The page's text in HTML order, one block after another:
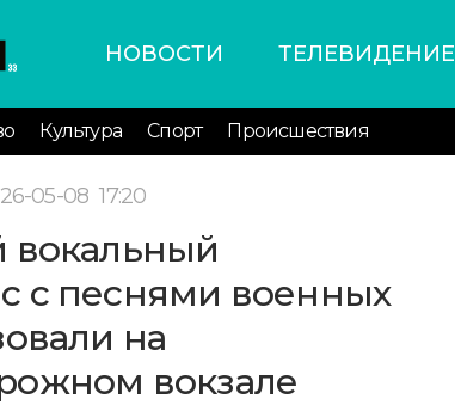
НОВОСТИ ТЕЛЕВИДЕНИЕ
Культура Спорт Происшествия
05-08 17:20
вокальный
с песнями военных
на
вокзале